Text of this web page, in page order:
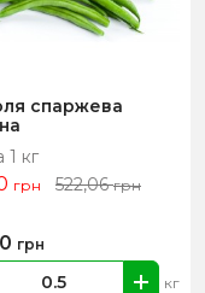
спаржева
1 кг
грн 522,06грн
кг
грн